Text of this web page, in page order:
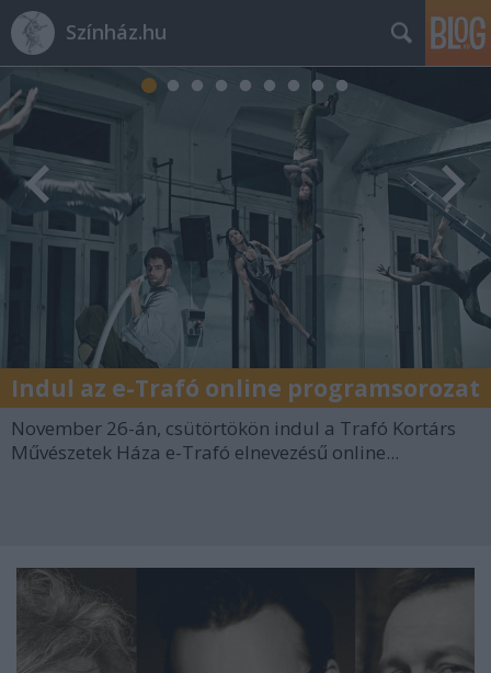
Színház.hu
Indul az e-Trafó online programsorozat
November 26-án, csütörtökön indul a Trafó Kortárs
Művészetek Háza e-Trafó elnevezésű online...